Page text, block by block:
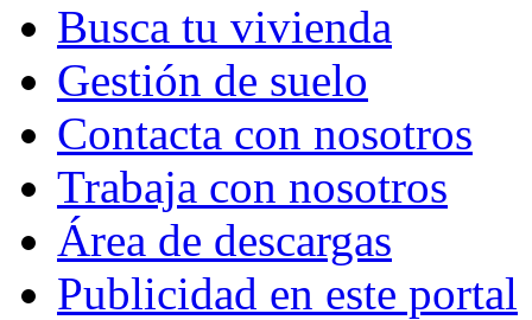
Busca tu vivienda
Gestión de suelo
Contacta con nosotros
Trabaja con nosotros
Área de descargas
Publicidad en este portal